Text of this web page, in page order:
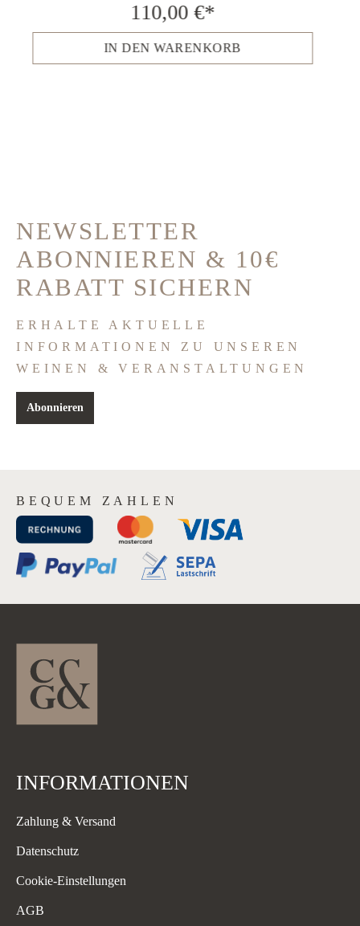
110,00 €*
IN DEN WARENKORB
NEWSLETTER
ABONNIEREN & 10€
RABATT SICHERN
ERHALTE AKTUELLE
INFORMATIONEN ZU UNSEREN
WEINEN & VERANSTALTUNGEN
Abonnieren
BEQUEM ZAHLEN
INFORMATIONEN
Zahlung & Versand
Datenschutz
Cookie-Einstellungen
AGB